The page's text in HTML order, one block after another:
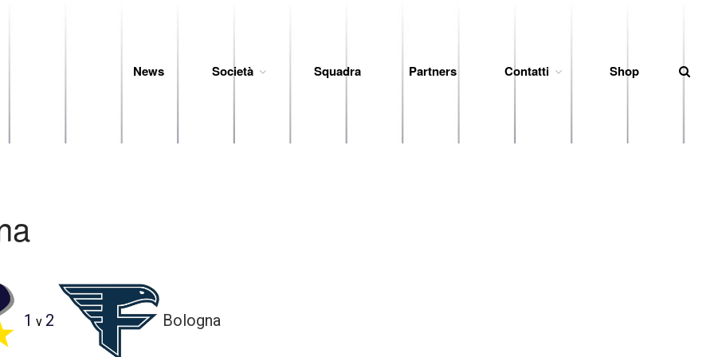
News
Diventa Socio
News Società Squadra Partners Contatti Shop
1 v 2 Bologna